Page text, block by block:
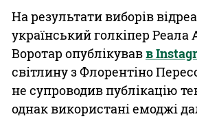
На результати виборів
український голкіпер Реала
Воротар опублікувавв
світлину з Флорентіно
не супроводив публікацію
однак використані емоджі